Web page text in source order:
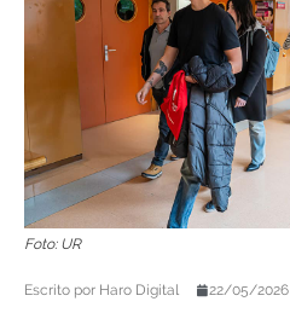
Foto: UR
Escrito por Haro Digital 22/05/2026